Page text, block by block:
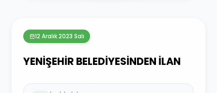
12 Aralık 2023 Salı
YENİŞEHİR BELEDİYESİNDEN İLAN